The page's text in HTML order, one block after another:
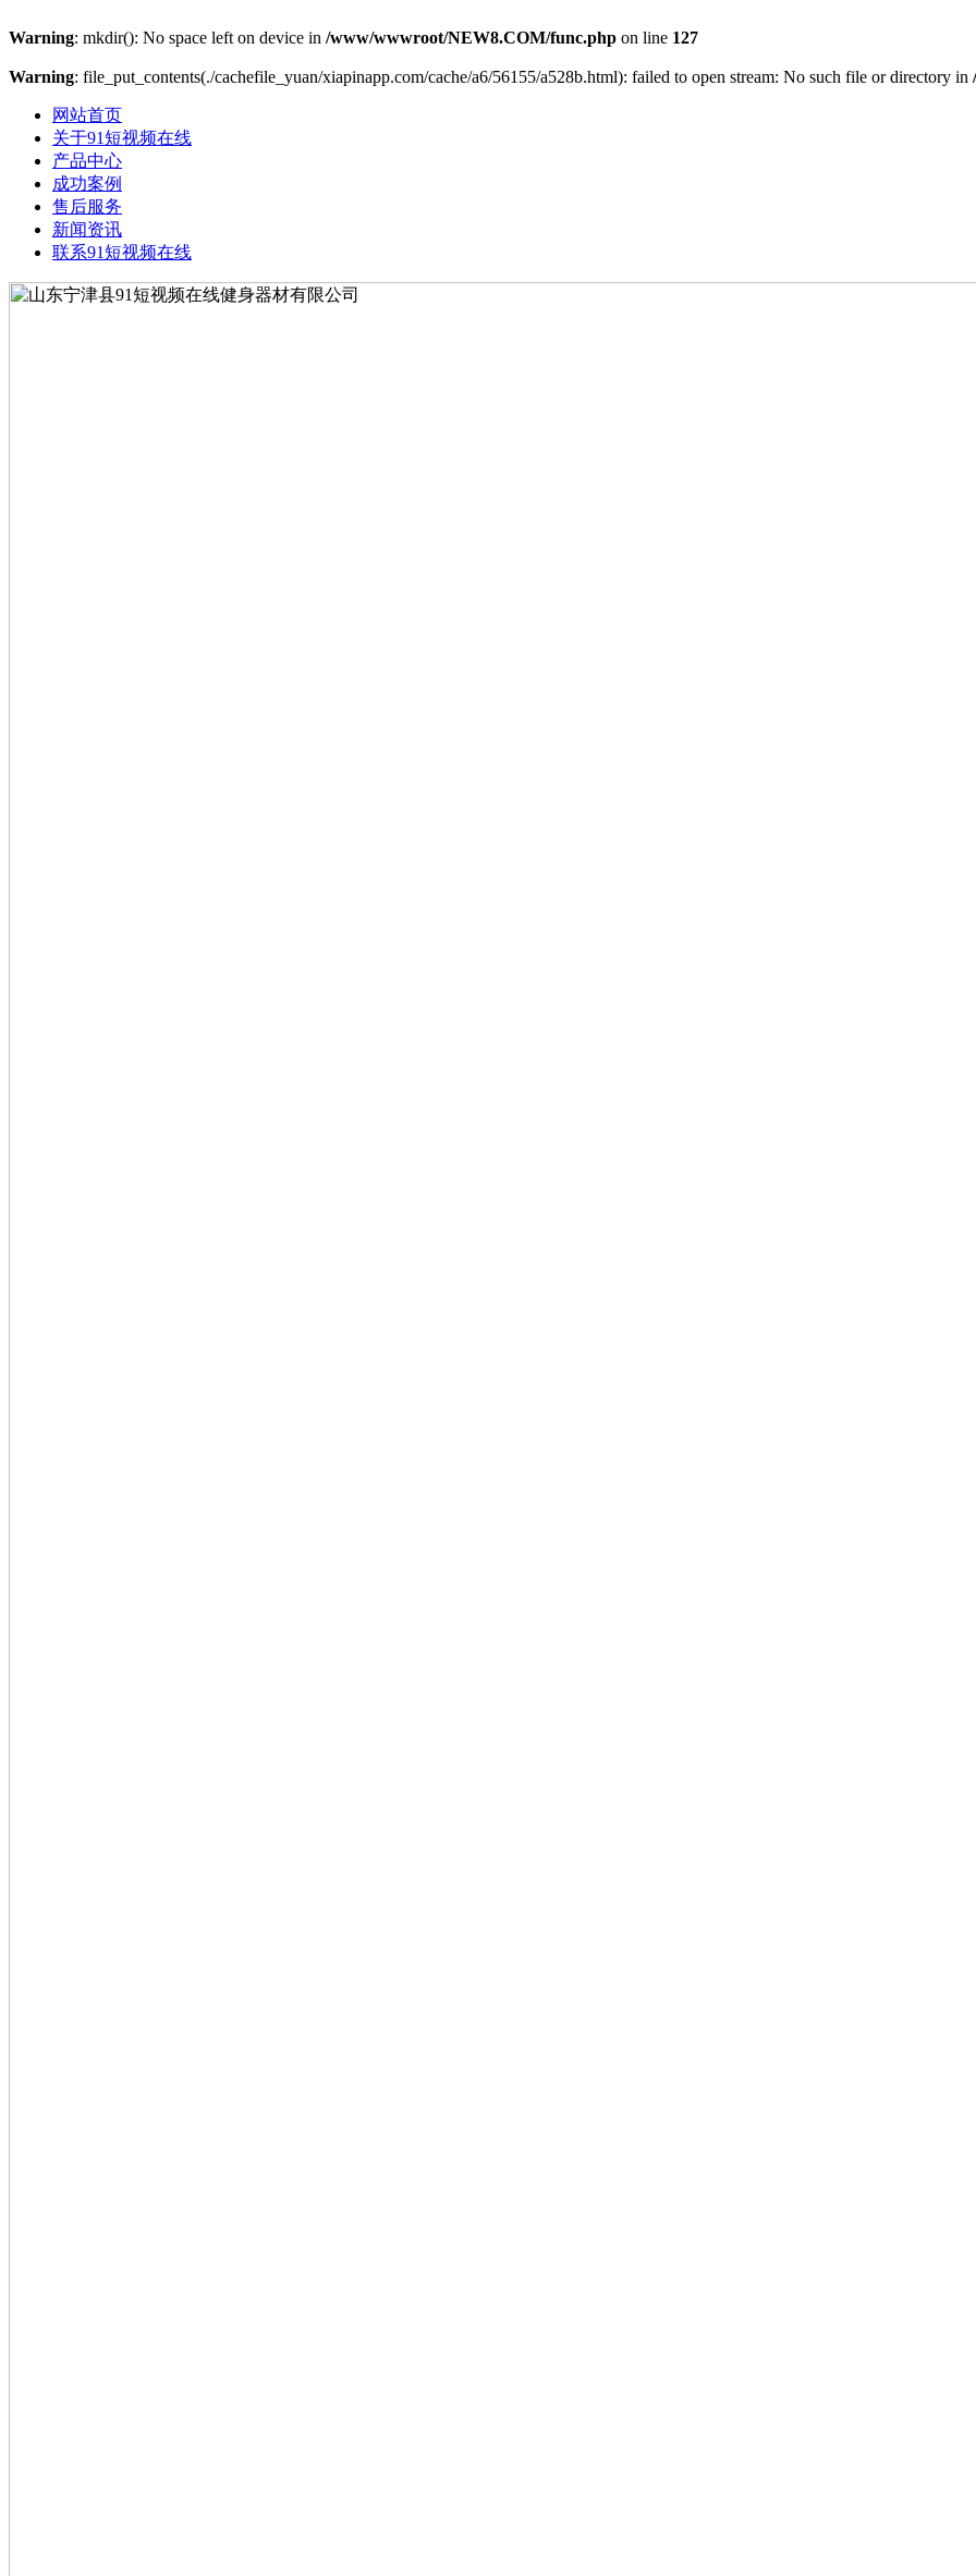
Warning: mkdir(): No space left on device in /www/wwwroot/NEW8.COM/func.php on line 127
Warning: file_put_contents(./cachefile_yuan/xiapinapp.com/cache/a6/56155/a528b.html): failed to open stream: No such file or directory in
网站首页
关于91短视频在线
产品中心
成功案例
售后服务
新闻资讯
联系91短视频在线